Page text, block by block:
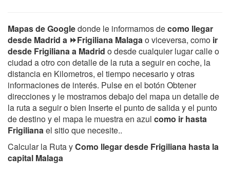
Mapas de Googledonde le informamos decomo llegar
desde Madrid a ⏩Frigiliana Malagao viceversa, como ir
desde Frigiliana a Madrid o desde cualquier lugar calle o
ciudad a otro con detalle de la ruta a seguir en coche, la
distancia en Kilometros, el tiempo necesario y otras
informaciones de interés. Pulse en el botón Obtener
direcciones y le mostramos debajo del mapa un detalle de
la ruta a seguir o bien Inserte el punto de salida y el punto
de destino y el mapa le muestra en azul como ir hasta
Frigilianael sitio que necesite..
Calcular la Ruta yComo llegar desde Frigiliana hasta la
capital Malaga